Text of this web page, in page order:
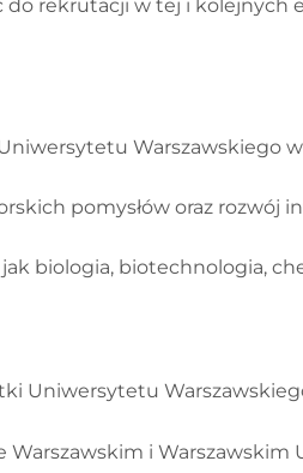
do rekrutacji w tej i kolejnych
Warszawskiego
pomysłów oraz rozwój
biologia, biotechnologia,
Uniwersytetu
Warszawskim i